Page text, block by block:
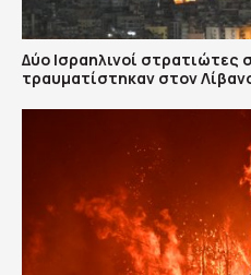
Δύο Ισραηλινοί στρατιώτες
τραυματίστηκαν στον